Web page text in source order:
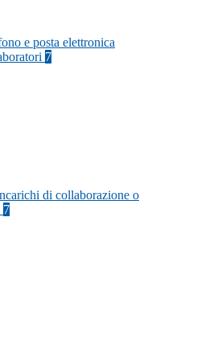
e posta elettronica
7
di collaborazione o
7